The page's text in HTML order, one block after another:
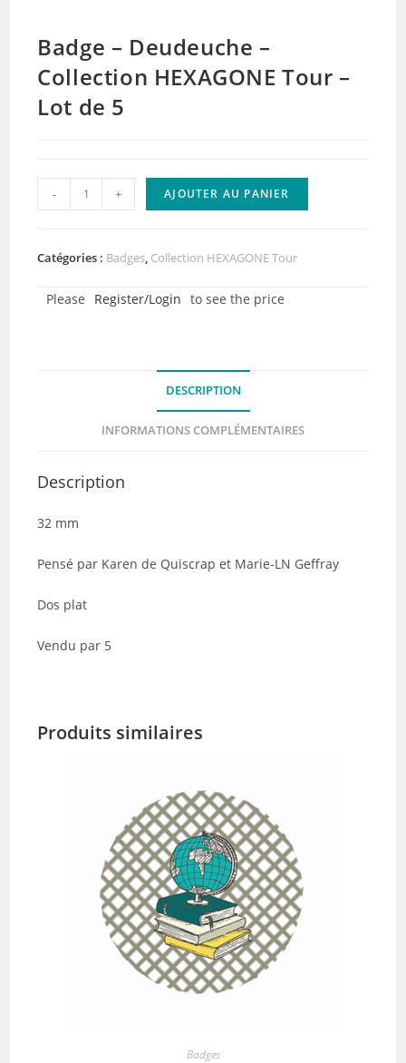
Badge – Deudeuche –
Collection HEXAGONE Tour –
Lot de 5
quantité
de
-
- + AJOUTER AU PANIER
Catégories : Badges Collection HEXAGONE Tour
Please Register/Login to see the price
DESCRIPTION
INFORMATIONS COMPLÉMENTAIRES
Description
32 mm
Pensé par Karen de Quiscrap et Marie-LN Geffray
Dos plat
Vendu par 5
Produits similaires
Badges